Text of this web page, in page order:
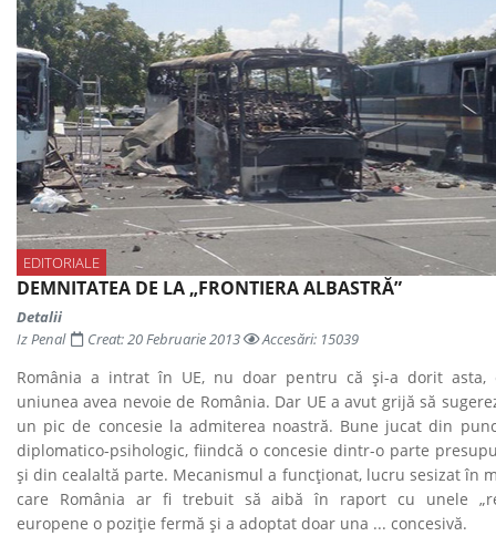
EDITORIALE
DEMNITATEA DE LA „FRONTIERA ALBASTRĂ”
Detalii
Iz Penal
Creat: 20 Februarie 2013 Accesări: 15039
România a intrat în UE, nu doar pentru că și-a dorit asta,
uniunea avea nevoie de România. Dar UE a avut grijă să
un pic de concesie la admiterea noastră. Bune jucat din
diplomatico-psihologic, fiindcă o concesie dintr-o parte
și din cealaltă parte. Mecanismul a funcționat, lucru sesizat în
care România ar fi trebuit să aibă în raport cu unele
europene o poziție fermă și a adoptat doar una ... concesivă.